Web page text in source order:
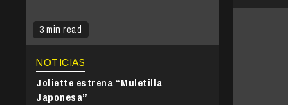
3 min read
NOTICIAS
Joliette estrena “Muletilla
Japonesa”